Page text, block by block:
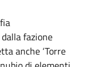
fazione
anche ‘Torre